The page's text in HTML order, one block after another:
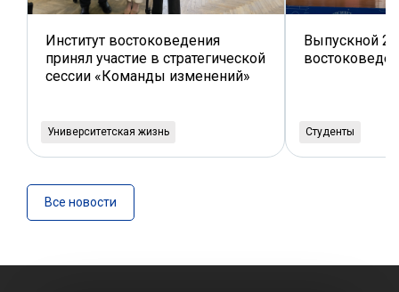
Институт востоковедения
принял участие в стратегической
сессии «Команды изменений»
Университетская жизнь
Выпускной
Студенты
Все новости